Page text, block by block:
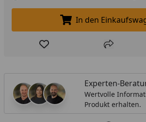
In den
In den
Produkt zur Wunschliste
Teilen
Experten-
Wertvolle
Produkt erhalten.